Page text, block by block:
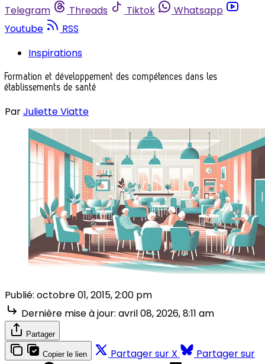
Telegram
Threads Tiktok
Whatsapp
Youtube
RSS
Inspirations
Formation et développement des compétences dans les
établissements de santé
ParJuliette Viatte
Publié: octobre 01, 2015, 2:00 pm
Dernière mise à jour: avril 08, 2026, 8:11 am
Partager
Copier le lien Partager sur X
Partager sur